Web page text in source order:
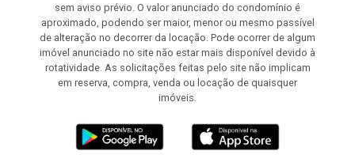
sem aviso prévio. O valor anunciado do condomínio é
aproximado, podendo ser maior, menor ou mesmo passível
de alteração no decorrer da locação. Pode ocorrer de algum
imóvel anunciado no site não estar mais disponível devido à
rotatividade. As solicitações feitas pelo site não implicam
em reserva, compra, venda ou locação de quaisquer
imóveis.